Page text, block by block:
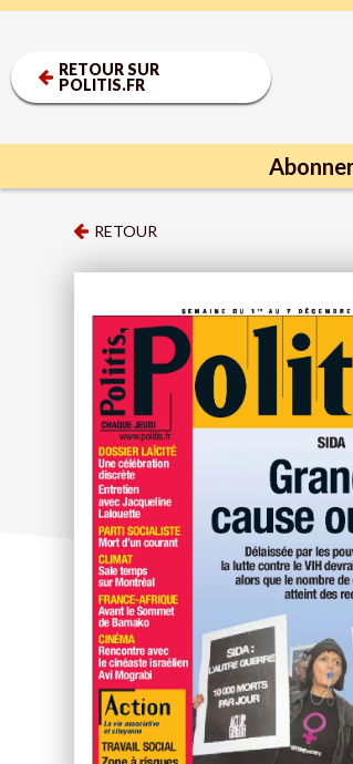
RETOUR SUR
POLITIS.FR
RETOUR